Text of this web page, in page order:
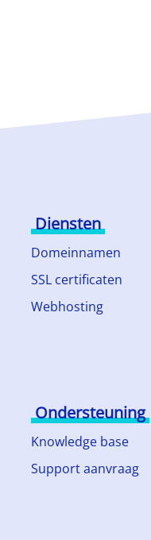
Diensten
Domeinnamen
SSL certificaten
Webhosting
Ondersteuning
Knowledge base
Support aanvraag